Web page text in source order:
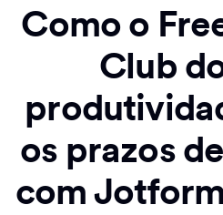
Como o
Club
os prazos
com